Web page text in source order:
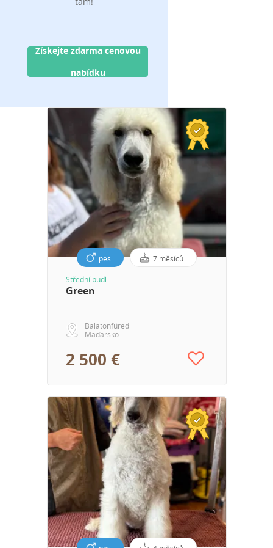
Získejte zdarma cenovou
nabídku
pes 7 měsíců
Střední pudl
Green
Balatonfüred
Maďarsko
2 500 €